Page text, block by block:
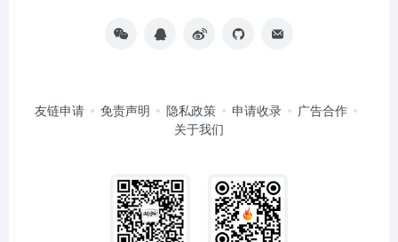
友链申请 免责声明 隐私政策 申请收录
广告合作
关于我们